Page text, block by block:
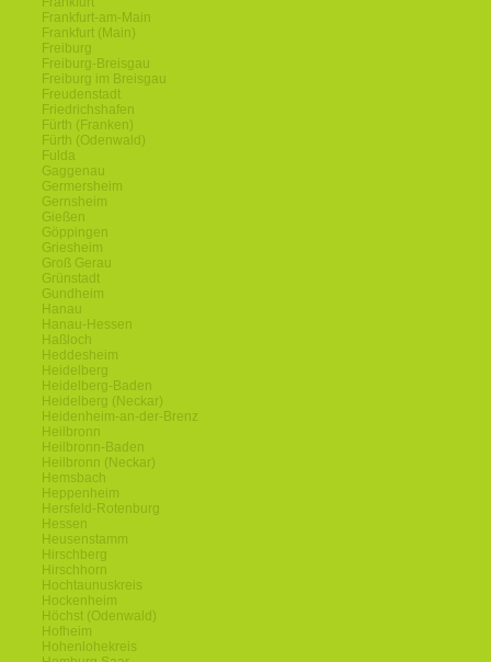
Frankfurt-am-Main
Frankfurt (Main)
Freiburg
Freiburg-Breisgau
Freiburg im Breisgau
Freudenstadt
Friedrichshafen
Fürth (Franken)
Fürth (Odenwald)
Fulda
Gaggenau
Germersheim
Gernsheim
Gießen
Göppingen
Griesheim
Groß Gerau
Grünstadt
Gundheim
Hanau
Hanau-Hessen
Haßloch
Heddesheim
Heidelberg
Heidelberg-Baden
Heidelberg (Neckar)
Heidenheim-an-der-Brenz
Heilbronn
Heilbronn-Baden
Heilbronn (Neckar)
Hemsbach
Heppenheim
Hersfeld-Rotenburg
Hessen
Heusenstamm
Hirschberg
Hirschhorn
Hochtaunuskreis
Hockenheim
Höchst (Odenwald)
Hofheim
Hohenlohekreis